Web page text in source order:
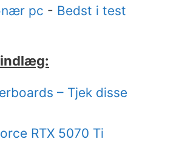
pc - Bedst i test
– Tjek disse
RTX 5070 Ti